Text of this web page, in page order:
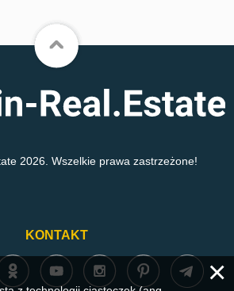
2026. Wszelkie prawa zastrzeżone!
KONTAKT
×